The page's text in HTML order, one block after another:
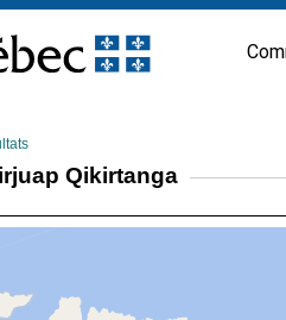
Qikirtanga